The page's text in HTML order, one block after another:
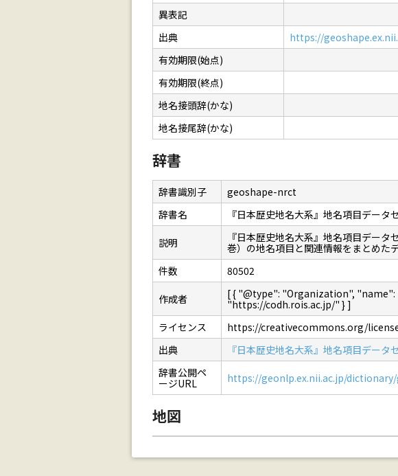
異表記
出典
https://
有効期限(始点)
有効期限(終点)
地名接頭辞(かな)
地名接尾辞(かな)
辞書
辞書識別子
geoshape-nrct
辞書名
『日本歴史地名大系』地名項目データ
説明
『日本歴史地名大系』地名項目デー
巻）の地名項目と関連情報をまとめた
件数
80502
作成者
[ { "@type": "Organization", "name":
"https://codh.rois.ac.jp/" } ]
ライセンス
https://creativecommons.org/
出典
『日本歴史地名大系』地名項目データ
辞書公開ペ
ージURL
https://geonlp.ex.nii.ac.jp/
地図